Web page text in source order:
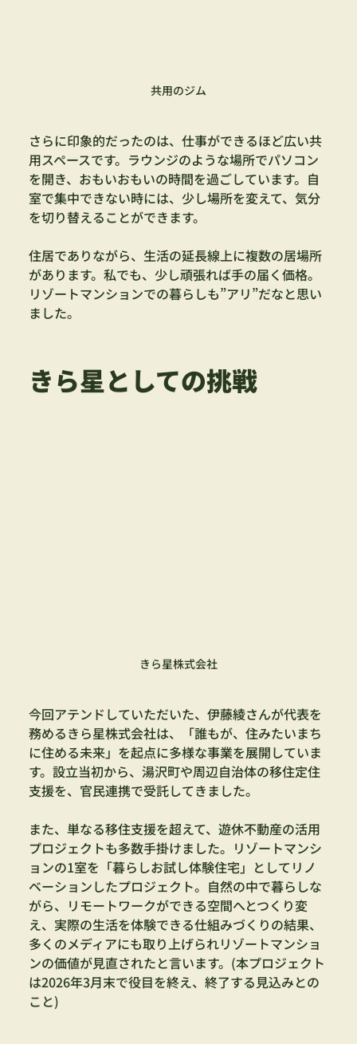
共用のジム
さらに印象的だったのは、仕事ができるほど広い共
用スペースです。ラウンジのような場所でパソコン
を開き、おもいおもいの時間を過ごしています。自
室で集中できない時には、少し場所を変えて、気分
を切り替えることができます。
住居でありながら、生活の延長線上に複数の居場所
があります。私でも、少し頑張れば手の届く価格。
リゾートマンションでの暮らしも”アリ”だなと思い
ました。
きら星としての挑戦
きら星株式会社
今回アテンドしていただいた、伊藤綾さんが代表を
務めるきら星株式会社は、「誰もが、住みたいまち
に住める未来」を起点に多様な事業を展開していま
す。設立当初から、湯沢町や周辺自治体の移住定住
支援を、官民連携で受託してきました。
また、単なる移住支援を超えて、遊休不動産の活用
プロジェクトも多数手掛けました。リゾートマンシ
ョンの1室を「暮らしお試し体験住宅」としてリノ
ベーションしたプロジェクト。自然の中で暮らしな
がら、リモートワークができる空間へとつくり変
え、実際の生活を体験できる仕組みづくりの結果、
多くのメディアにも取り上げられリゾートマンショ
ンの価値が見直されたと言います。(本プロジェクト
は2026年3月末で役目を終え、終了する見込みとの
こと)